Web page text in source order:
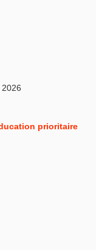
prioritaire